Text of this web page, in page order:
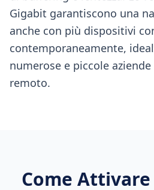
Gigabit garantiscono una
anche con più dispositivi
contemporaneamente,
numerose e piccole
remoto.
Come